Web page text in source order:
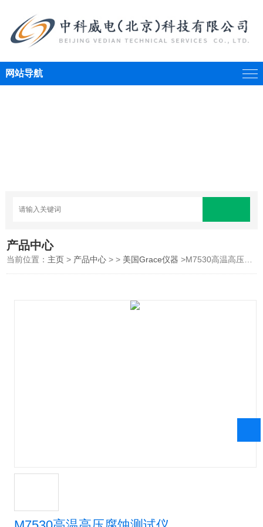
网站导航
产品中心
当前位置： 主页 > 产品中心 > > 美国Grace仪器 >M7530高温高压腐蚀测试仪